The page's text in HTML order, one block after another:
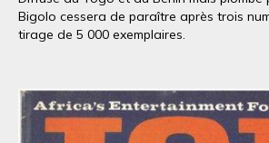
Bigolo cessera de paraître après trois
tirage de 5 000 exemplaires.